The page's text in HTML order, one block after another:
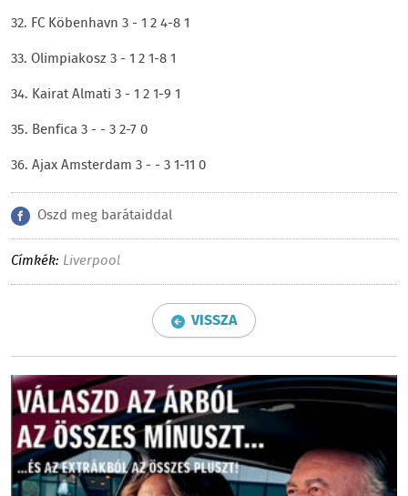
32. FC Köbenhavn 3 - 1 2 4-8 1
33. Olimpiakosz 3 - 1 2 1-8 1
34. Kairat Almati 3 - 1 2 1-9 1
35. Benfica 3 - - 3 2-7 0
36. Ajax Amsterdam 3 - - 3 1-11 0
Oszd meg barátaiddal
Címkék: Liverpool
VISSZA